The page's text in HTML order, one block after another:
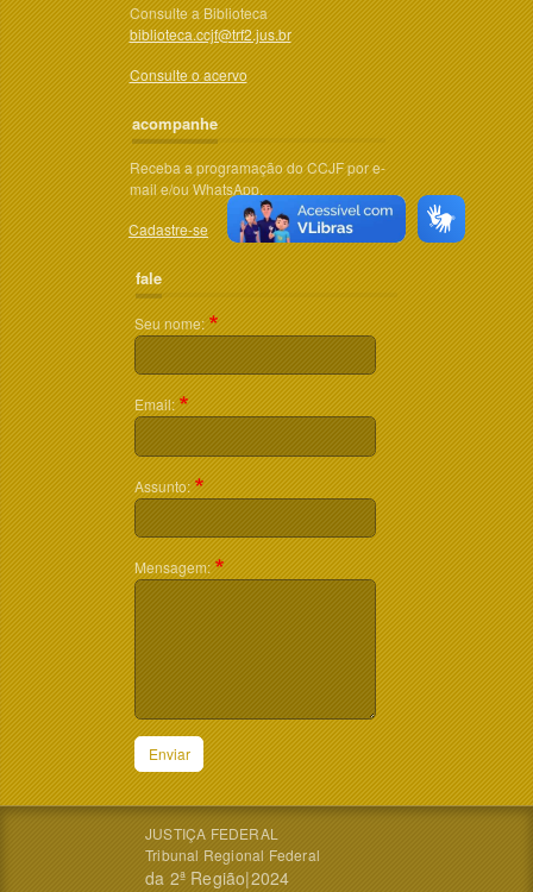
Consulte a Biblioteca
biblioteca.ccjf@trf2.jus.br
Consulte o acervo
acompanhe
Receba a programação do CCJF por e-
mail e/ou WhatsApp.
Cadastre-se
fale
Seu nome:
Email:
Assunto:
Mensagem:
Enviar
JUSTIÇA FEDERAL
Tribunal Regional Federal
da 2ª Região|2024